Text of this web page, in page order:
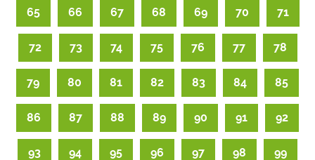
65 66 67 68 69 70 71
72 73 74 75 76 77 78
79 80 81 82 83 84 85
86 87 88 89 90 91 92
93 94 95 96 97 98 99